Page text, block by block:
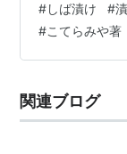
いかがお過ご
;∀;)！！ と悲鳴
うにかしてこ
食事かな～と
ないので、家
#しば漬け #
#こてらみや著
関連ブログ